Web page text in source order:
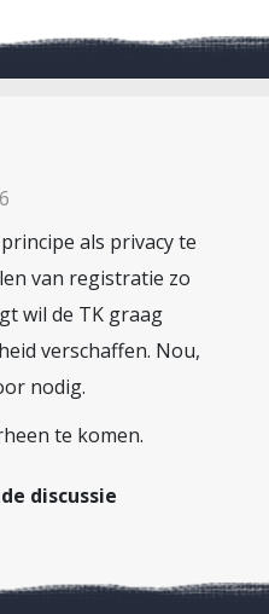
als privacy te
van registratie zo
wil de TK graag
verschaffen. Nou,
nodig.
te komen.
discussie